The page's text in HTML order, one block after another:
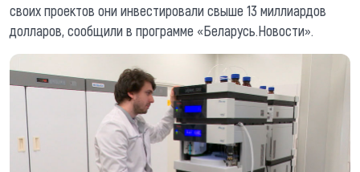
своих проектов они инвестировали свыше 13 миллиардов
долларов, сообщили в программе «Беларусь.Новости».